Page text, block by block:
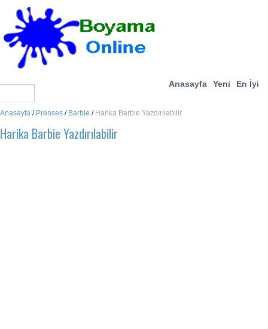
Anasayfa Yeni En İyi
Anasayfa / Prenses / Barbie / Harika Barbie Yazdırılabilir
Harika Barbie Yazdırılabilir